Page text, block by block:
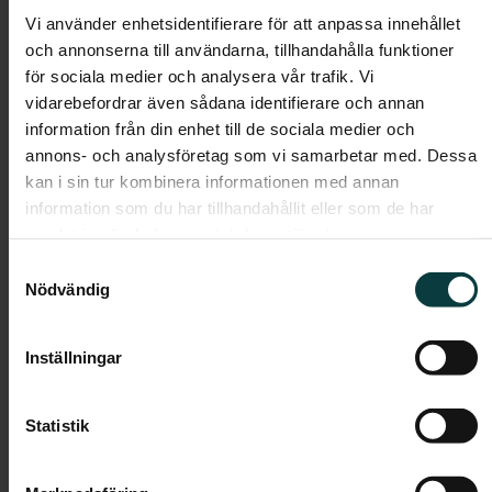
Vi använder enhetsidentifierare för att anpassa innehållet
och annonserna till användarna, tillhandahålla funktioner
för sociala medier och analysera vår trafik. Vi
vidarebefordrar även sådana identifierare och annan
information från din enhet till de sociala medier och
annons- och analysföretag som vi samarbetar med. Dessa
kan i sin tur kombinera informationen med annan
information som du har tillhandahållit eller som de har
Nödvändig
Inställningar
Statistik
funktion på överskåpen och grepplist på lådor/skåp
nedtill. Ovanför den snyggt grå köksbänken i laminat
sitter stänkskydd i form av vitt kakel.
Helkaklat badrum med klinkergolv. Här finns
spegelskåp med belysning, handfat, golvstående wc
och duschhörn med rundade dörrar i klarglas.
Bänkskiva i laminat samt två vita väggskåp sitter
tvättmaskinen-/torktumlaren.
Lägenheten har genomgående ekparkettgolv,
garderober, förråd och städskåp enligt planritning.
månadsavgiften.